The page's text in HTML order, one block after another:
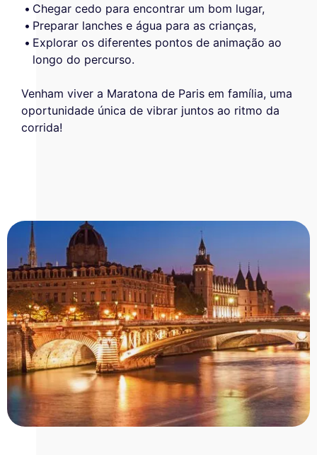
Chegar cedo para encontrar um bom lugar,
Preparar lanches e água para as crianças,
Explorar os diferentes pontos de animação ao
longo do percurso.
Venham viver a Maratona de Paris em família, uma
oportunidade única de vibrar juntos ao ritmo da
corrida!